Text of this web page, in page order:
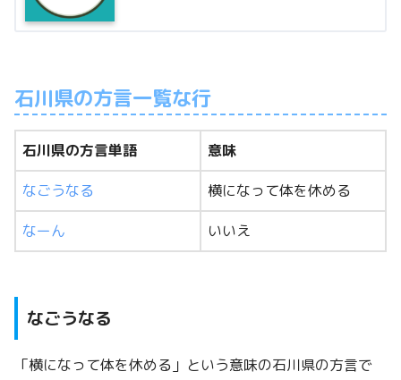
石川県の方言一覧な行
石川県の方言単語 意味
なごうなる 横になって体を休める
なーん いいえ
なごうなる
「横になって体を休める」という意味の石川県の方言で